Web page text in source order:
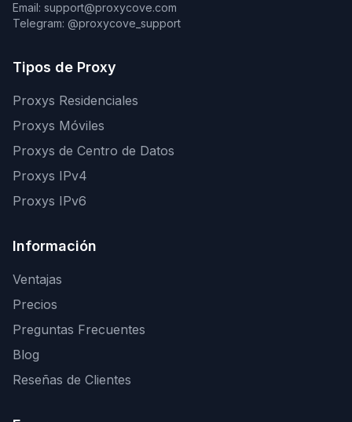
Email: support@proxycove.com
Telegram: @proxycove_support
Tipos de Proxy
Proxys Residenciales
Proxys Móviles
Proxys de Centro de Datos
Proxys IPv4
Proxys IPv6
Información
Ventajas
Precios
Preguntas Frecuentes
Blog
Reseñas de Clientes